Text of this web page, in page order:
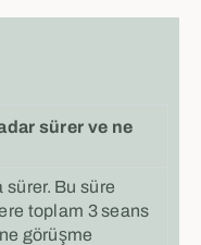
sürer ve ne
sürer. Bu süre
toplam 3 seans
görüşme